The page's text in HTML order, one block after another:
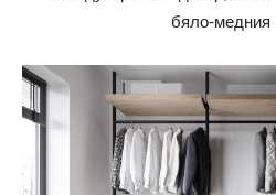
бяло-медния